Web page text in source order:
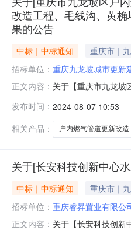
改造工程、毛线沟、黄
果的公告
中标｜中标通知 重庆市｜
招标单位： 重庆九龙坡城市更新
正文内容： 关于【重庆市九龙坡
理中介服务机构，现
片区燃气管道及设施
发布时间： 2024-08-07 10:53
相关产品：
户内燃气管道更新改造
关于[长安科技创新中心
中标｜中标通知 重庆市｜
招标单位： 重庆睿昇置业有限公
正文内容： 关于【长安科技创新